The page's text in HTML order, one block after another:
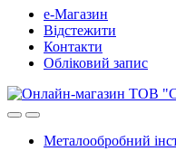
е-Магазин
Відстежити
Контакти
Обліковий запис
Металообробний